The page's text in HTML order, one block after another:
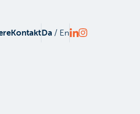
KontaktDa / En